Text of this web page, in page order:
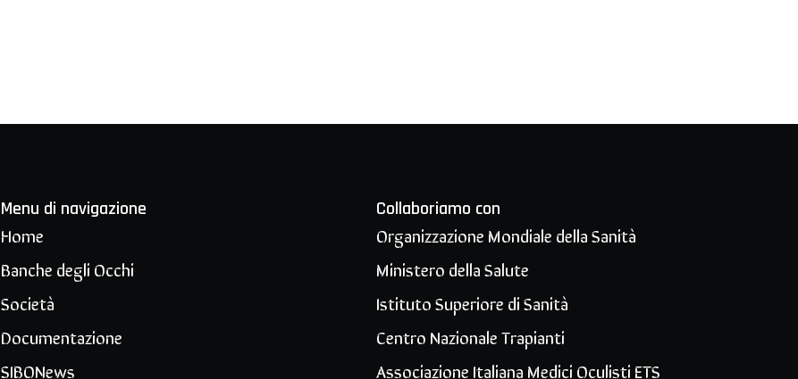
Menu di navigazione
Home
Banche degli Occhi
Società
Documentazione
SIBONews
Collaboriamo con
Organizzazione Mondiale della Sanità
Ministero della Salute
Istituto Superiore di Sanità
Centro Nazionale Trapianti
Associazione Italiana Medici Oculisti ETS